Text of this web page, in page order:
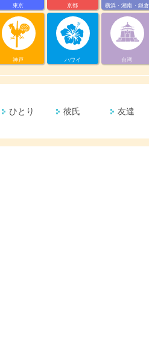
東京 京都 横浜・湘南・鎌倉
神戸 ハワイ 台湾
ひとり 彼氏 友達